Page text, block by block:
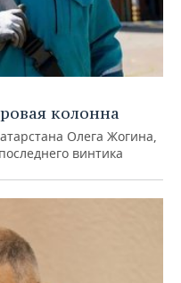
колонна
Олега Жогина,
винтика